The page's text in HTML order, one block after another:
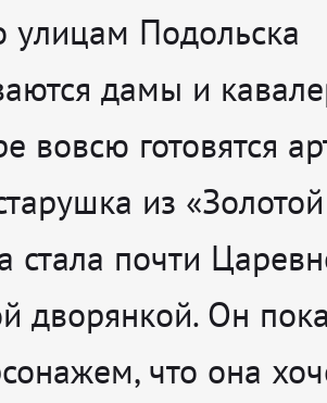
улицам Подольска
дамы и
вовсю готовятся
из
стала почти
дворянкой. Он
что она